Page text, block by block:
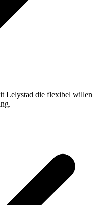
Lelystad die flexibel willen